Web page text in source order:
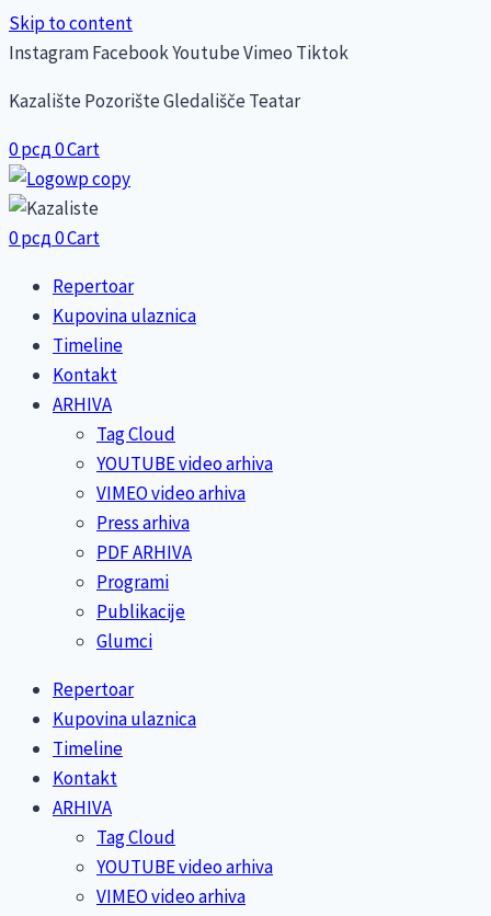
Skip to content
InstagramFacebookYoutubeVimeo Tiktok
Kazalište Pozorište Gledališče Teatar
0рсд0Cart
0рсд0Cart
Repertoar
Kupovina ulaznica
Timeline
Kontakt
ARHIVA
Tag Cloud
YOUTUBE video arhiva
VIMEO video arhiva
Press arhiva
PDF ARHIVA
Programi
Publikacije
Glumci
Repertoar
Kupovina ulaznica
Timeline
Kontakt
ARHIVA
Tag Cloud
YOUTUBE video arhiva
VIMEO video arhiva